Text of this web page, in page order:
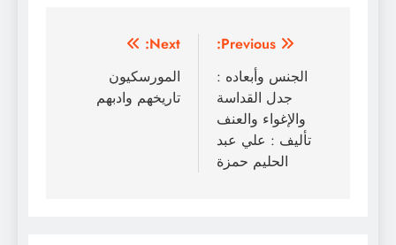
المقالات
Previous:
الجنس وأبعاده :
جدل القداسة
والإغواء والعنف
تأليف : علي عبد
الحليم حمزة
Next:
المورسكيون
تاريخهم وادبهم